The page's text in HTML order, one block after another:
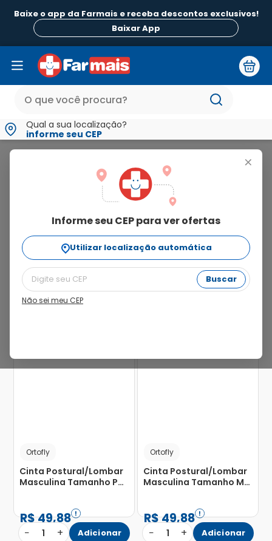
Baixe o app da Farmais e receba descontos exclusivos!
Baixar App
Qual a sua localização?
informe seu CEP
+
Informe seu CEP para ver ofertas
Utilizar localização automática
Buscar
Não sei meu CEP
Ordenar Por
relevância
50%
Ortofly
Cinta Postural/Lombar
Masculina Tamanho P
R$49,88
− 1 + Adicionar
Ortofly
Cinta Postural/Lombar
Masculina Tamanho M
R$49,88
− 1 + Adicionar